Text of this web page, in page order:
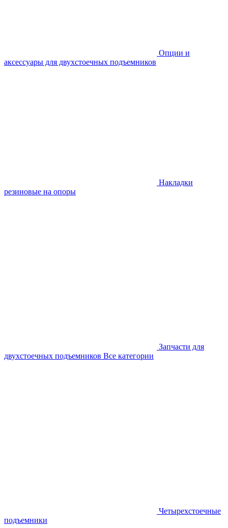
Опции и
аксессуары для двухстоечных подъемников
Накладки
резиновые на опоры
Запчасти для
двухстоечных подъемников Все категории
Четырехстоечные
подъемники